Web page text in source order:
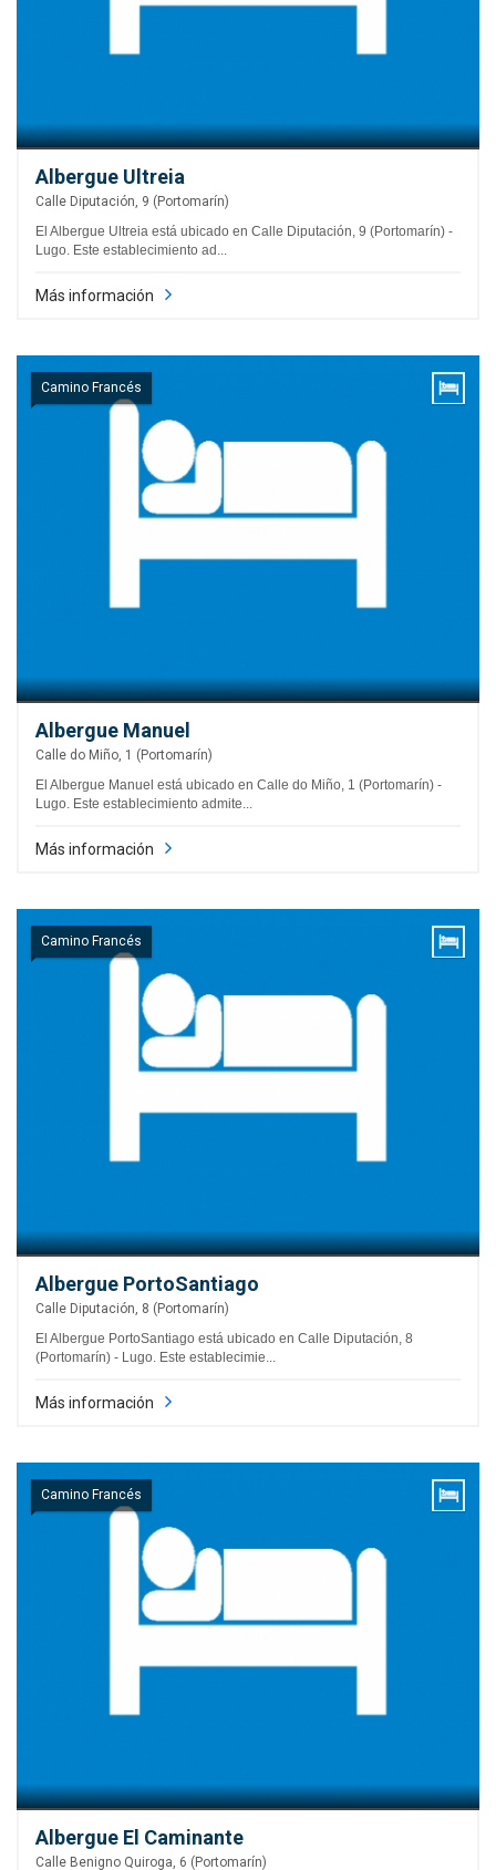
Albergue Ultreia
Calle Diputación, 9 (Portomarín)
El Albergue Ultreia está ubicado en Calle Diputación, 9 (Portomarín) -
Lugo. Este establecimiento ad...
Más información
Camino Francés
Albergue Manuel
Calle do Miño, 1 (Portomarín)
El Albergue Manuel está ubicado en Calle do Miño, 1 (Portomarín) -
Lugo. Este establecimiento admite...
Más información
Camino Francés
Albergue PortoSantiago
Calle Diputación, 8 (Portomarín)
El Albergue PortoSantiago está ubicado en Calle Diputación, 8
(Portomarín) - Lugo. Este establecimie...
Más información
Camino Francés
Albergue El Caminante
Calle Benigno Quiroga, 6 (Portomarín)